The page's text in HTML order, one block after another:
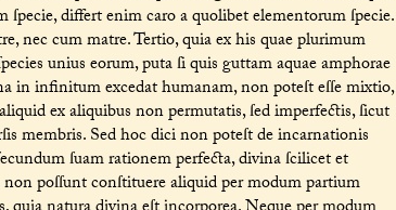
differt enim caro a quolibet elementorum ſpecie.
nec cum matre. Tertio, quia ex his quae plurimum
unius eorum, puta ſi quis guttam aquae amphorae
in infinitum excedat humanam, non poteſt eſſe mixtio,
ex aliquibus non permutatis, ſed imperfectis, ſicut
membris. Sed hoc dici non poteſt de incarnationis
ſuam rationem perfecta, divina ſcilicet et
poſſunt conſtituere aliquid per modum partium